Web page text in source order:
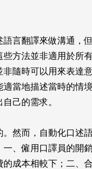
言翻譯來做溝通，
方法並非適用於所
隨時可以用來表達
當地描述當時的情
己的需求。
然而，自動化口述
、僱用口譯員的開
成本相較下；二、